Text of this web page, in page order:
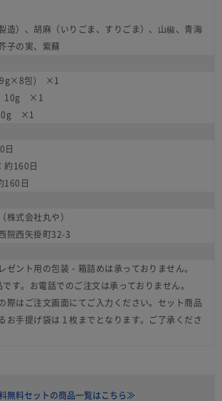
造）、胡麻（いりごま、すりごま）、山椒、青海
子の実、紫蘇
包) ×1
) 10g ×1
×1
日
約160日
160日
株式会社丸や）
院西矢掛町32-3
ゼント用の包装・箱詰めは承っておりません。
す。お電話でのご注文は承っておりません。
際はご注文画面にてご入力ください。セット商品
お手提げ袋は１枚までとなります。ご了承くださ
無料セットの商品一覧はこちら≫